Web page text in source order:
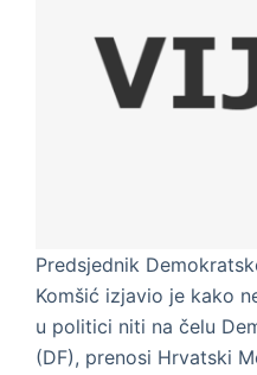
Predsjednik
Komšić izjavio je kako
u politici niti na čelu
(DF), prenosi Hrvatski